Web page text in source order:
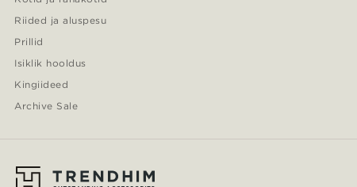
Riided ja aluspesu
Prillid
Isiklik hooldus
Kingiideed
Archive Sale